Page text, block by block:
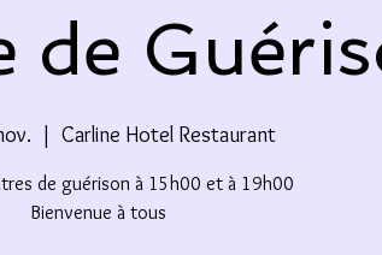
de
  |
Carline Hotel Restaurant
de guérison à 15h00 et à 19h00
Bienvenue à tous